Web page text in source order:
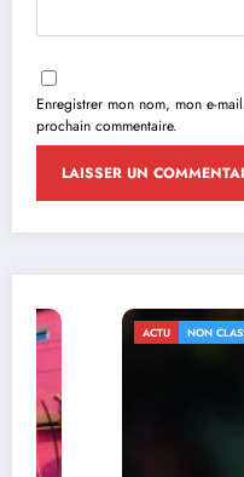
Enregistrer mon nom, mon e-
prochain commentaire.
NON CLASSÉ SPORTS